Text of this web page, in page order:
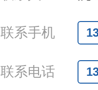
联系人:
联系手机
联系电话